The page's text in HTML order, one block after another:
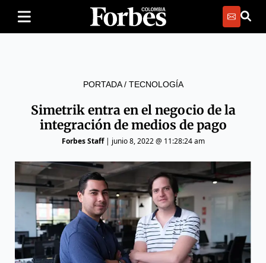
PORTADA/ TECNOLOGÍA
Simetrik entra en el negocio de la
integración de medios de pago
Forbes Staff| junio 8, 2022 @ 11:28:24 am